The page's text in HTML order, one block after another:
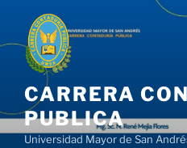
contenido
CARRERA
PUBLICA
Universidad Mayor de San